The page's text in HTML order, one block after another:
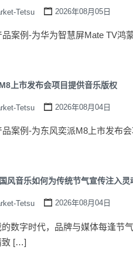
Tetsu 2026年08月05日
品案例-为华为智慧屏Mate TV
上市发布会项目提供音乐版权
Tetsu 2026年08月04日
品案例-为东风奕派M8上市发布
风音乐如何为传统节气宣传注入灵
Tetsu 2026年08月04日
数字时代，品牌与媒体每逢节
致 […]